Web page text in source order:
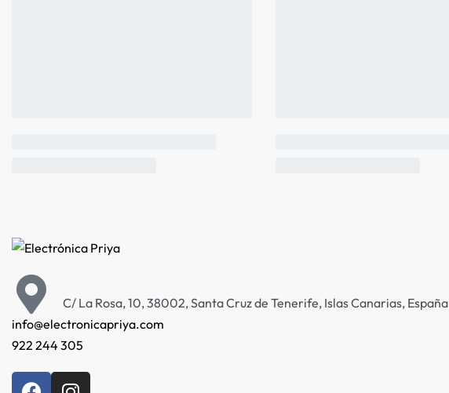
C/ La Rosa, 10, 38002, Santa Cruz de Tenerife, Islas Canarias, España
info@electronicapriya.com
922 244 305